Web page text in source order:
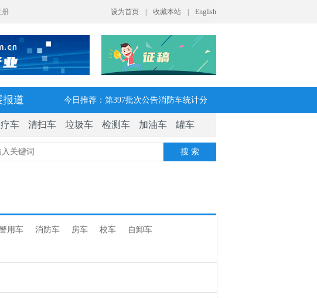
报道 今日推荐：第397批次公告消防车统计分
析：公示企业达21家11种车型，水罐、器
今日推荐：今年危险货物港口作业安全生
车 清扫车 垃圾车 检测车 加油车 罐车
搜 索
用车 消防车 房车 校车
自卸车